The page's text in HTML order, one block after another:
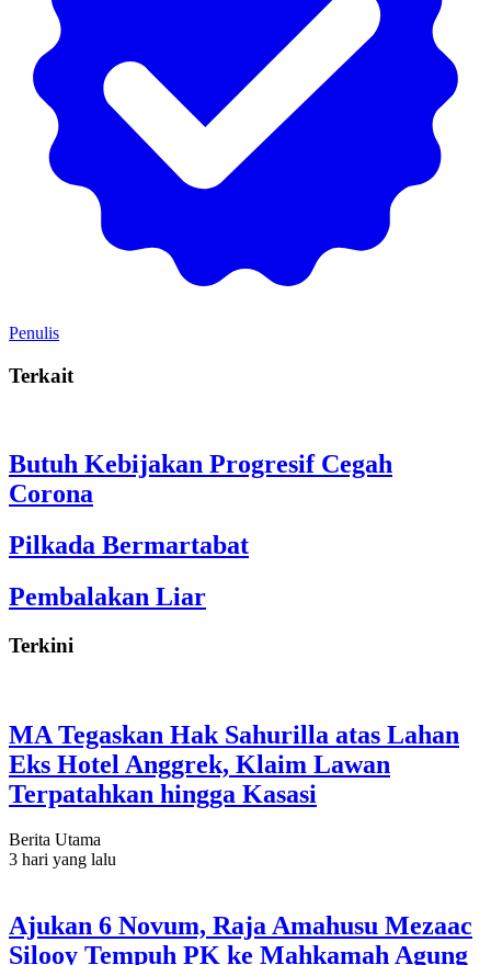
Penulis
Terkait
Butuh Kebijakan Progresif Cegah
Corona
Pilkada Bermartabat
Pembalakan Liar
Terkini
MA Tegaskan Hak Sahurilla atas Lahan
Eks Hotel Anggrek, Klaim Lawan
Terpatahkan hingga Kasasi
Berita Utama
3 hari yang lalu
Ajukan 6 Novum, Raja Amahusu Mezaac
Silooy Tempuh PK ke Mahkamah Agung